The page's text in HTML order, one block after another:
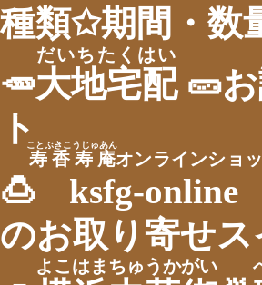
種類✩期間・数
🥕大地宅配
だいちたくはい
🥒お
ト
🍮
ksfg-online
寿香寿庵
ことぶきこうじゅあん
オンラインショ
のお取り寄せ
よこはまちゅうかがい